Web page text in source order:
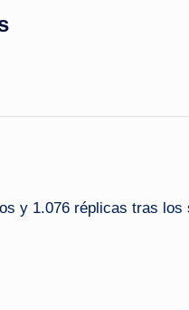
y 1.076 réplicas tras los